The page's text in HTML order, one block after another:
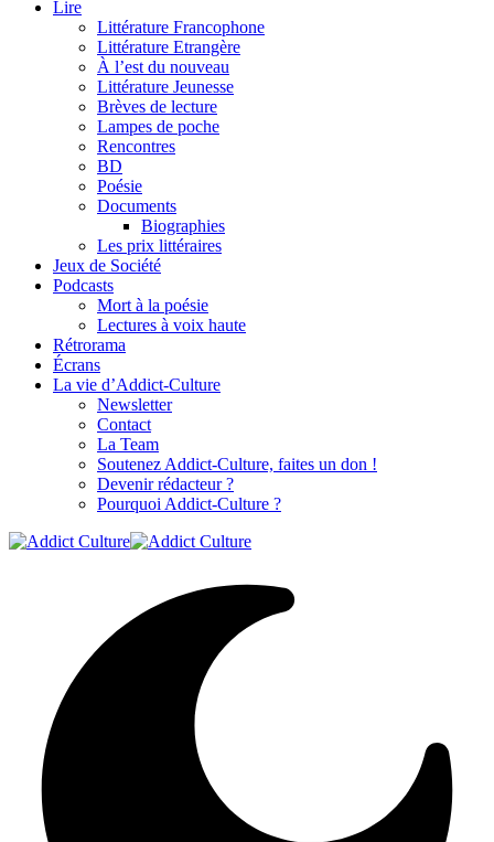
Lire
Littérature Francophone
Littérature Etrangère
À l’est du nouveau
Littérature Jeunesse
Brèves de lecture
Lampes de poche
Rencontres
BD
Poésie
Documents
Biographies
Les prix littéraires
Jeux de Société
Podcasts
Mort à la poésie
Lectures à voix haute
Rétrorama
Écrans
La vie d’Addict-Culture
Newsletter
Contact
La Team
Soutenez Addict-Culture, faites un don !
Devenir rédacteur ?
Pourquoi Addict-Culture ?